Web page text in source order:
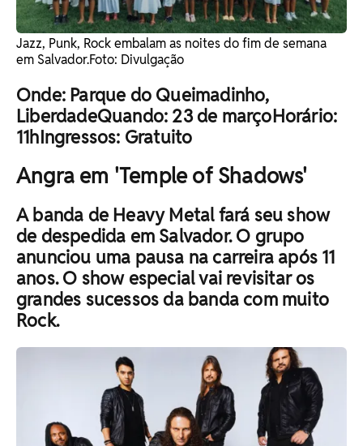
Jazz, Punk, Rock embalam as noites do fim de semana
em Salvador. ​Foto: Divulgação
Onde: Parque do Queimadinho,
LiberdadeQuando: 23 de marçoHorário:
11hIngressos: Gratuito
Angra em 'Temple of Shadows'
A banda de Heavy Metal fará seu show
de despedida em Salvador. O grupo
anunciou uma pausa na carreira após 11
anos. O show especial vai revisitar os
grandes sucessos da banda com muito
Rock.